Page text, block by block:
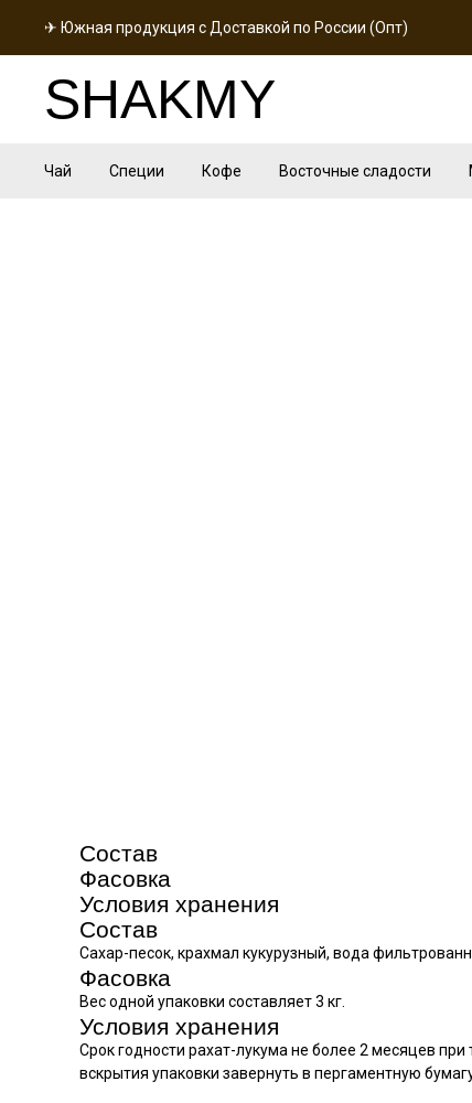
✈ Южная продукция с Доставкой по России (Опт)
SHAKMY
Чай Специи Кофе Восточные сладости
Состав
Фасовка
Условия хранения
Состав
Сахар-песок, крахмал кукурузный, вода
Фасовка
Вес одной упаковки составляет 3 кг.
Условия хранения
Срок годности рахат-лукума не более 2 месяцев
вскрытия упаковки завернуть в пергаментную